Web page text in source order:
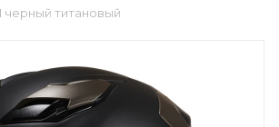
черный титановый